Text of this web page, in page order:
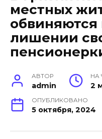
местных
обвиняются
лишении
АВТОР
admin
НА
2
ОПУБЛИКОВАНО
5 октября, 2024